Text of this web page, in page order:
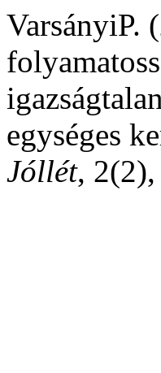
VarsányiP.
egységes
Jóllét,